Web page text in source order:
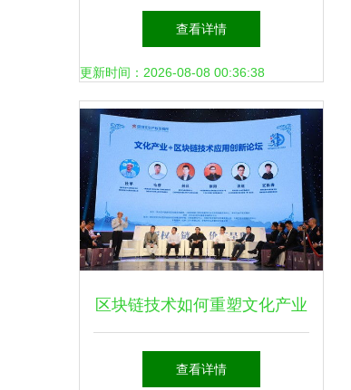
委会会员单位，致力为世界级
用户提供更优质产品和服务
查看详情
更新时间：2026-08-08 00:36:38
区块链技术如何重塑文化产业
深圳峰会的启示与未来展望
查看详情